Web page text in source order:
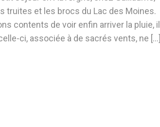
truites et les brocs du Lac des Moines.
contents de voir enfin arriver la pluie, il
ci, associée à de sacrés vents, ne […]